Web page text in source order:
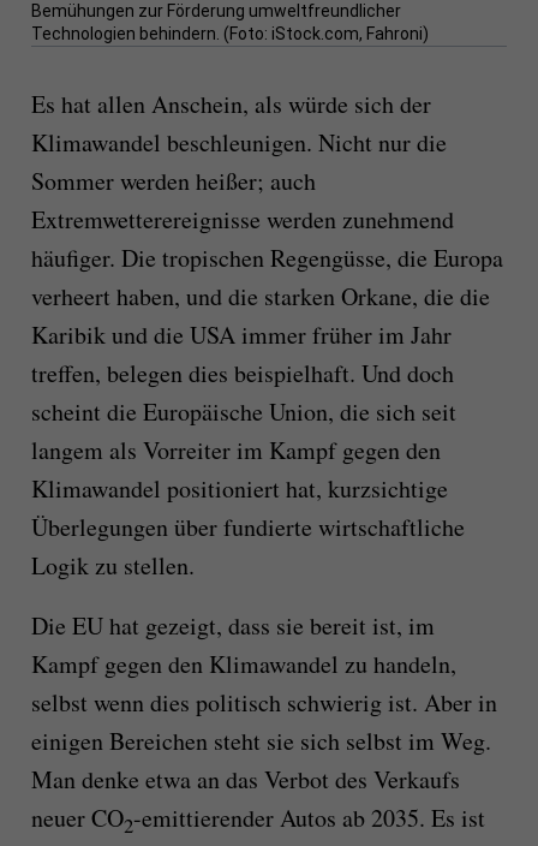
Bemühungen zur Förderung umweltfreundlicher
Technologien behindern. (Foto: iStock.com, Fahroni)
Es hat allen Anschein, als würde sich der
Klimawandel beschleunigen. Nicht nur die
Sommer werden heißer; auch
Extremwetterereignisse werden zunehmend
häufiger. Die tropischen Regengüsse, die Europa
verheert haben, und die starken Orkane, die die
Karibik und die USA immer früher im Jahr
treffen, belegen dies beispielhaft. Und doch
scheint die Europäische Union, die sich seit
langem als Vorreiter im Kampf gegen den
Klimawandel positioniert hat, kurzsichtige
Überlegungen über fundierte wirtschaftliche
Logik zu stellen.
Die EU hat gezeigt, dass sie bereit ist, im
Kampf gegen den Klimawandel zu handeln,
selbst wenn dies politisch schwierig ist. Aber in
einigen Bereichen steht sie sich selbst im Weg.
Man denke etwa an das Verbot des Verkaufs
neuer CO2-emittierender Autos ab 2035. Es ist